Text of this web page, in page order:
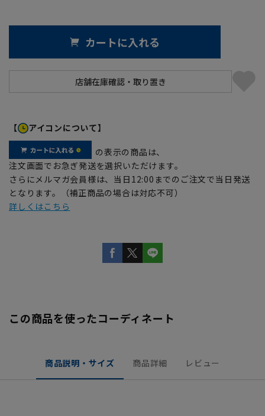
カートに入れる
【 アイコンについて】
の表示の商品は、
注文画面でお急ぎ発送を選択いただけます。
さらにメルマガ会員様は、当日12:00までのご注文で当日発送
となります。（補正商品の場合は対応不可）
詳しくはこちら
この商品を使ったコーディネート
商品説明・サイズ 商品詳細 レビュー